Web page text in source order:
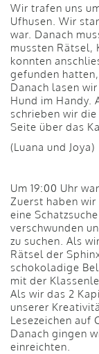
Wir trafen uns
Ufhusen. Wir
war. Danach
mussten Rätsel,
konnten
gefunden
Danach lasen
Hund im Handy.
schrieben wir
Seite über das
(Luana und Joya)
Um 19:00 Uhr
Zuerst haben
eine
verschwunden
zu suchen. Als
Rätsel der
schokoladige
mit der
Als wir das 2
unserer
Lesezeichen auf
Danach gingen
einreichten.